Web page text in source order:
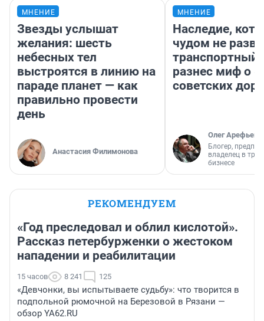
МНЕНИЕ
Звезды услышат
желания: шесть
небесных тел
выстроятся в линию на
параде планет — как
правильно провести
день
Анастасия Филимонова
МНЕНИЕ
Наследие,
чудом не
транспортный
разнес миф о
советских
Олег Арефьев
Блогер,
владелец в
бизнесе
РЕКОМЕНДУЕМ
«Год преследовал и облил кислотой».
Рассказ петербурженки о жестоком
нападении и реабилитации
15 часов 8 241 125
«Девчонки, вы испытываете судьбу»: что творится в
подпольной рюмочной на Березовой в Рязани —
обзор YA62.RU